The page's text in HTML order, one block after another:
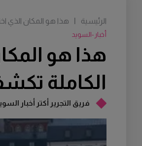
فريق التجرير أكتر أخبار
هذا هو
الكاملة
أخبار-السويد
الرئيسية هذا هو المكان الذي